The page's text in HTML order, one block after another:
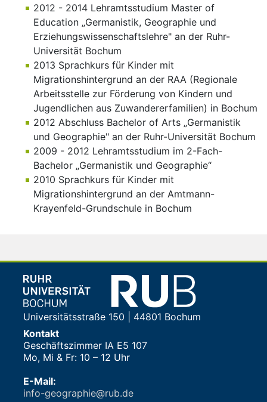
2012 - 2014 Lehramtsstudium Master of
Education „Germanistik, Geographie und
Erziehungswissenschaftslehre" an der Ruhr-
Universität Bochum
2013 Sprachkurs für Kinder mit
Migrationshintergrund an der RAA (Regionale
Arbeitsstelle zur Förderung von Kindern und
Jugendlichen aus Zuwandererfamilien) in Bochum
2012 Abschluss Bachelor of Arts „Germanistik
und Geographie" an der Ruhr-Universität Bochum
2009 - 2012 Lehramtsstudium im 2-Fach-
Bachelor „Germanistik und Geographie“
2010 Sprachkurs für Kinder mit
Migrationshintergrund an der Amtmann-
Krayenfeld-Grundschule in Bochum
Universitätsstraße 150 | 44801 Bochum
Kontakt
Geschäftszimmer IA E5 107
Mo, Mi & Fr: 10 – 12 Uhr
E-Mail:
info-geographie@rub.de